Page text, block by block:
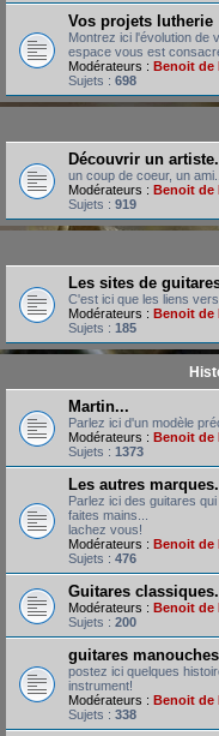
Vos projets lutherie
Montrez ici l'évolution de
espace vous est
Modérateurs : Benoit de
Sujets : 698
Découvrir un
un coup de coeur, un
Modérateurs : Benoit de
Sujets : 919
Les sites de
C'est ici que les liens
Modérateurs : Benoit de
Sujets : 185
Martin...
Parlez ici d'un modèle
Modérateurs : Benoit de
Sujets : 1373
Les autres
Parlez ici des guitares
faites mains...
lachez vous!
Modérateurs : Benoit de
Sujets : 476
Guitares
Modérateurs : Benoit de
Sujets : 200
guitares
postez ici quelques
instrument!
Modérateurs : Benoit de
Sujets : 338